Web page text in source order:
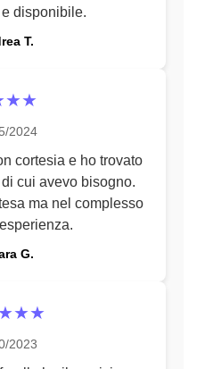
disponibile.
T.
2024
cortesia e ho trovato
cui avevo bisogno.
ma nel complesso
G.
2023